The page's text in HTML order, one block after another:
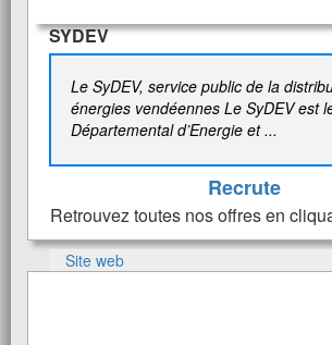
SYDEV
Le SyDEV, service public de la
énergies vendéennes Le SyDEV est
Départemental d’Energie et ...
Recrute
Retrouvez toutes nos offres en
Site web